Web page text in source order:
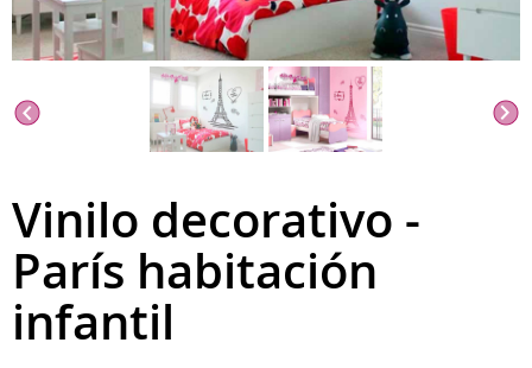
Vinilo decorativo -
París habitación
infantil